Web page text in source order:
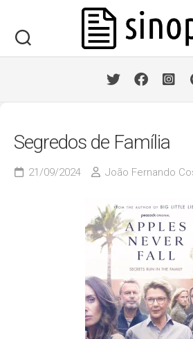
content
Segredos de Família
21/09/2024 João Fernando